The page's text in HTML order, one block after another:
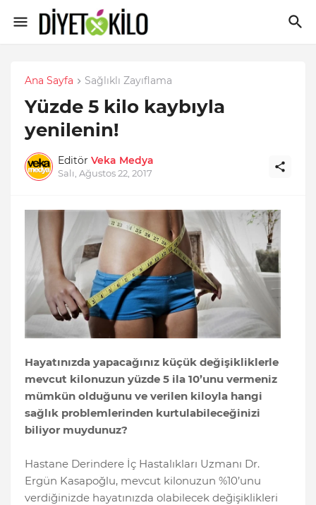
Ana Sayfa Sağlıklı Zayıflama
Yüzde 5 kilo kaybıyla
yenilenin!
Editör Veka Medya
Salı, Ağustos 22, 2017
Hayatınızda yapacağınız küçük değişikliklerle
mevcut kilonuzun yüzde 5 ila 10’unu vermeniz
mümkün olduğunu ve verilen kiloyla hangi
sağlık problemlerinden kurtulabileceğinizi
biliyor muydunuz?
Hastane Derindere İç Hastalıkları Uzmanı Dr.
Ergün Kasapoğlu, mevcut kilonuzun %10’unu
verdiğinizde hayatınızda olabilecek değişiklikleri